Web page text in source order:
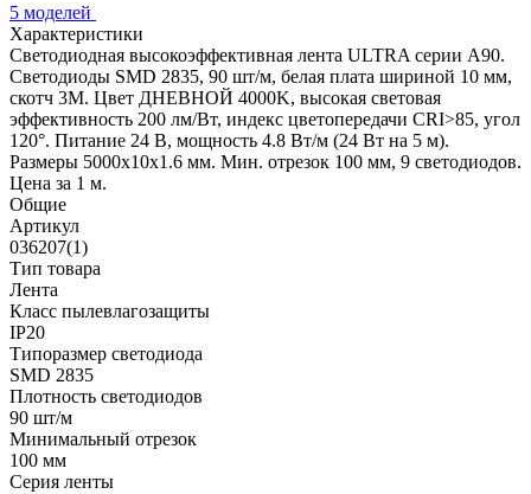
5 моделей
Характеристики
Светодиодная высокоэффективная лента ULTRA серии A90.
Светодиоды SMD 2835, 90 шт/м, белая плата шириной 10 мм,
скотч 3M. Цвет ДНЕВНОЙ 4000K, высокая световая
эффективность 200 лм/Вт, индекс цветопередачи CRI>85, угол
120°. Питание 24 В, мощность 4.8 Вт/м (24 Вт на 5 м).
Размеры 5000x10x1.6 мм. Мин. отрезок 100 мм, 9 светодиодов.
Цена за 1 м.
Общие
Артикул
036207(1)
Тип товара
Лента
Класс пылевлагозащиты
IP20
Типоразмер светодиода
SMD 2835
Плотность светодиодов
90 шт/м
Минимальный отрезок
100 мм
Серия ленты